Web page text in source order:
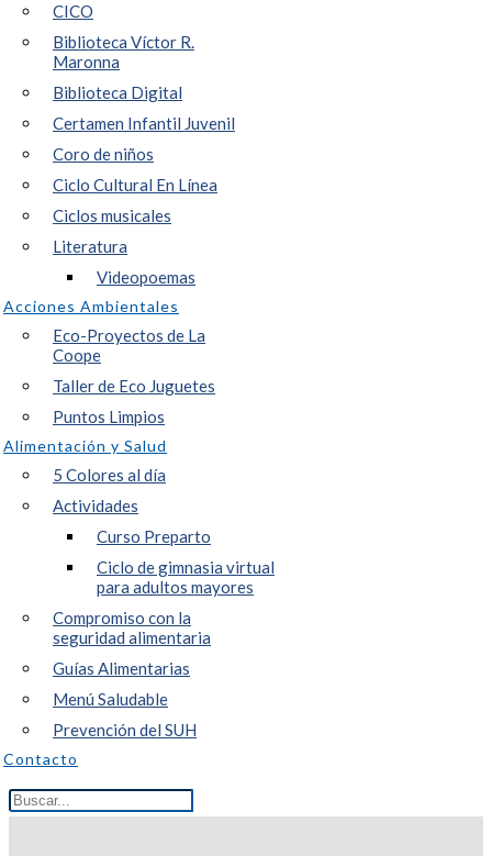
CICO
Biblioteca Víctor R.
Maronna
Biblioteca Digital
Certamen Infantil Juvenil
Coro de niños
Ciclo Cultural En Línea
Ciclos musicales
Literatura
Videopoemas
Acciones Ambientales
Eco-Proyectos de La
Coope
Taller de Eco Juguetes
Puntos Limpios
Alimentación y Salud
5 Colores al día
Actividades
Curso Preparto
Ciclo de gimnasia virtual
para adultos mayores
Compromiso con la
seguridad alimentaria
Guías Alimentarias
Menú Saludable
Prevención del SUH
Contacto